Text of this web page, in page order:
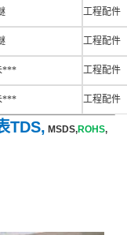
工程配件
工程配件
*** 工程配件
*** 工程配件
TDS, MSDS,ROHS,